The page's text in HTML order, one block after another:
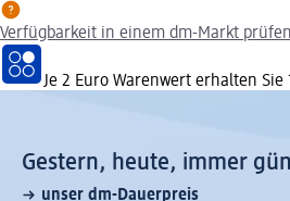
Verfügbarkeit in einem dm-Markt prüfen
Je 2 Euro Warenwert erhalten Sie
Gestern, heute, immer
unser dm-Dauerpreis